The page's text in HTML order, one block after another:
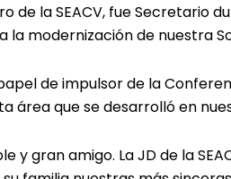
de la SEACV, fue Secretario
la modernización de nuestra
de impulsor de la
área que se desarrolló en
gran amigo. La JD de la